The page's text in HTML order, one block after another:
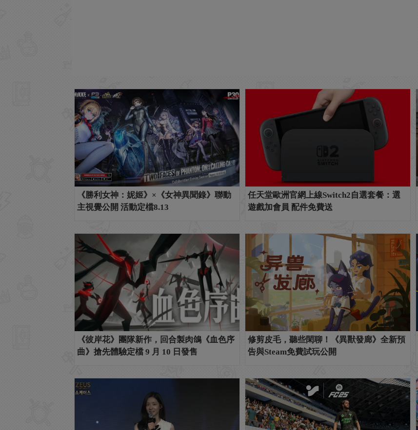
《勝利女神：妮姬》×《女神異聞錄》聯動
主視覺公開 活動定檔8.13
任天堂歐洲官網上線Switch2自選套餐：選
遊戲加會員 配件免費送
《彼岸花》團隊新作，回合製肉鴿《血色序
曲》搶先體驗定檔 9 月 10 日發售
修剪皮毛，聽些閑聊！《異獸發廊》全新預
告與Steam免費試玩公開